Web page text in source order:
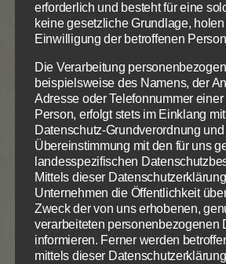
In der Zwischenzeit bereite dich
DenThessalonichernwollte
Besuch abstatten und ergänzen,
noch fehlte, bevor er sie bereit
zu werden.
In gleicher Weise du, lies Gottes
deinen Glauben an die völlige
stärkt, bis du so voll von Gottes
deinen Zweifeln und allem
bis zu es fassen, glauben und
erforderlich und besteht für eine
keine gesetzliche Grundlage,
Einwilligung der betroffenen
Die Verarbeitung
beispielsweise des Namens, der
Adresse oder Telefonnummer einer
Person, erfolgt stets im Einklang
Datenschutz-Grundverordnung und
Übereinstimmung mit den für uns
landesspezifischen
Mittels dieser
Unternehmen die Öffentlichkeit
Zweck der von uns erhobenen,
verarbeiteten personenbezogenen
informieren. Ferner werden
mittels dieser